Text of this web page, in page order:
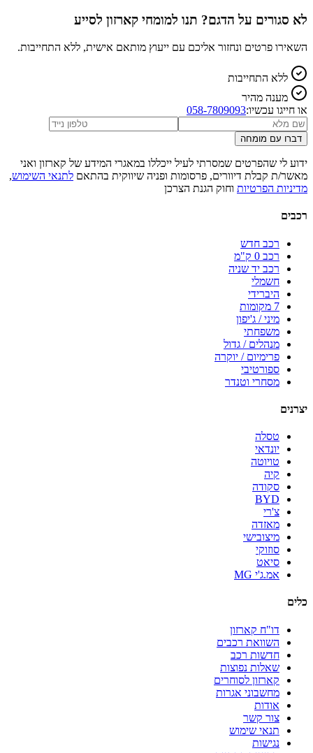
לא סגורים על הדגם? תנו למומחי קארזון לסייע
השאירו פרטים ונחזור אליכם עם ייעוץ מותאם אישית, ללא התחייבות.
ללא התחייבות
מענה מהיר
או חייגו עכשיו:058-7809093
דברו עם מומחה
ידוע לי שהפרטים שמסרתי לעיל ייכללו במאגרי המידע של קארזון ואני
מאשר/ת קבלת דיוורים, פרסומות ופניה שיווקית בהתאם לתנאי השימוש,
מדיניות הפרטיות וחוק הגנת הצרכן
רכבים
רכב חדש
רכב 0 ק"מ
רכב יד שניה
חשמלי
היברידי
7 מקומות
מיני / ג'יפון
משפחתי
מנהלים / גדול
פרימיום / יוקרה
ספורטיבי
מסחרי וטנדר
יצרנים
טסלה
יונדאי
טויוטה
קיה
סקודה
BYD
צ'רי
מאזדה
מיצובישי
סוזוקי
סיאט
אמ.ג'י MG
כלים
דו"ח קארזון
השוואת רכבים
חדשות רכב
שאלות נפוצות
קארזון לסוחרים
מחשבוני אגרות
אודות
צור קשר
תנאי שימוש
נגישות